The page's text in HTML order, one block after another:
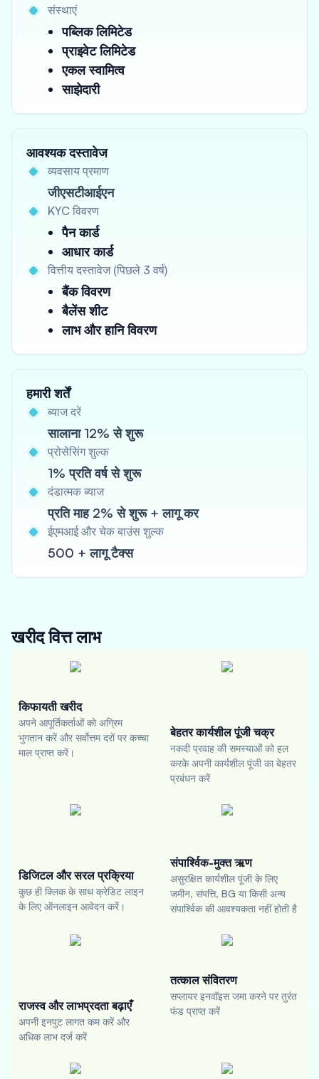
संस्थाएं
पब्लिक लिमिटेड
प्राइवेट लिमिटेड
एकल स्वामित्व
साझेदारी
आवश्यक दस्तावेज
व्यवसाय प्रमाण
जीएसटीआईएन
KYC विवरण
पैन कार्ड
आधार कार्ड
वित्तीय दस्तावेज (पिछले 3 वर्ष)
बैंक विवरण
बैलेंस शीट
लाभ और हानि विवरण
हमारी शर्तें
ब्याज दरें
सालाना 12% से शुरू
प्रोसेसिंग शुल्क
1% प्रति वर्ष से शुरू
दंडात्मक ब्याज
प्रति माह 2% से शुरू + लागू कर
ईएमआई और चेक बाउंस शुल्क
500 + लागू टैक्स
खरीद वित्तलाभ
किफायती खरीद
अपने आपूर्तिकर्ताओं को अग्रिम
भुगतान करें और सर्वोत्तम दरों पर कच्चा
माल प्राप्त करें।
बेहतर कार्यशील पूंजी चक्र
नकदी प्रवाह की समस्याओं को हल
करके अपनी कार्यशील पूंजी का बेहतर
प्रबंधन करें
डिजिटल और सरल प्रक्रिया
कुछ ही क्लिक के साथ क्रेडिट लाइन
के लिए ऑनलाइन आवेदन करें।
संपार्श्विक-मुक्त ऋण
असुरक्षित कार्यशील पूंजी के लिए
जमीन, संपत्ति, BG या किसी अन्य
संपार्श्विक की आवश्यकता नहीं होती है
राजस्व और लाभप्रदता बढ़ाएँ
अपनी इनपुट लागत कम करें और
अधिक लाभ दर्ज करें
तत्काल संवितरण
सप्लायर इनवॉइस जमा करने पर तुरंत
फंड प्राप्त करें